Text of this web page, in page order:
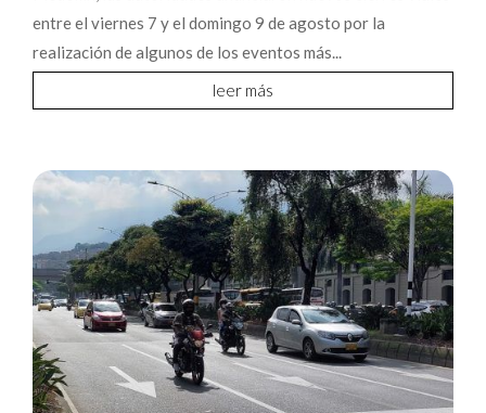
entre el viernes 7 y el domingo 9 de agosto por la
realización de algunos de los eventos más...
leer más